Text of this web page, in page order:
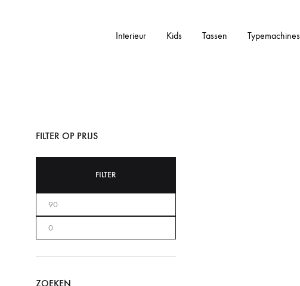
Interieur Kids Tassen Typemachines
FILTER OP PRIJS
FILTER
ZOEKEN